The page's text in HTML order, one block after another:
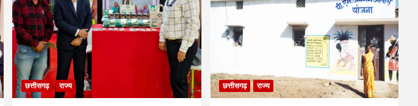
छत्तीसगढ़ राज्य छत्तीसगढ़ राज्य